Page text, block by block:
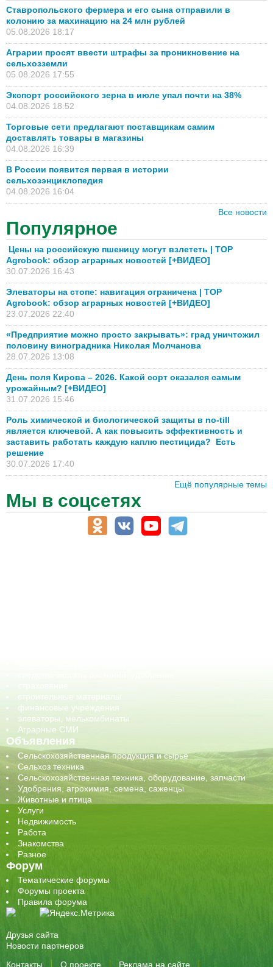
Ставропольского фермера и его сына отправили в
колонию за махинацию на 24 млн рублей
05.08.2026 18:17
Аграрии просят ввести штрафы за проникновение на
сельхозземли
05.08.2026 17:55
Экспорт российского зерна в июле упал почти на 38%
04.08.2026 18:52
Торговые сети предлагают поставщикам самим
доставлять товары в магазины
04.08.2026 16:39
В России появится первая в истории
сельхозэнциклопедия
04.08.2026 16:04
Все новости
Популярное
Цены на российскую пшеницу могут взлететь | TOP
Agrobook: обзор аграрных новостей [+ВИДЕО]
30.07.2026 16:43
Элеваторы на стопе: навигация ограничена | TOP
Agrobook: обзор аграрных новостей [+ВИДЕО]
23.07.2026 22:40
«Предприятие можно просто закрывать»: град уничтожил
половину виноградника Николая Молчанова
28.07.2026 13:08
День поля Кирова – 2026. Какой сорт оказался самым
урожайным? [+ВИДЕО]
31.07.2026 15:46
Роль химической и биологической защиты в no-till
является ключевой. А как повысить эффективность и
заставить работать каждую каплю пестицида? Есть
решение
30.07.2026 17:40
Ещё популярные темы
Мы в соцсетях
строительные материалы
финансовые учреждения
элеваторы, мелькомбинаты
Аграрные СМИ
Объявления
Сельскохозяйственная продукция и сырье
Сельхоз техника
Сельскохозяйственная техника, оборудование, запчасти
Удобрения, агрохимия, семена, саженцы
Животные и птица
Услуги
Недвижимость
Работа
Знакомства
Разное
Форум
Тематические форумы
Форумы проекта
Правила форума
Друзья сайта
Новости партнеров
Контакты
О проекте Реклама на сайте